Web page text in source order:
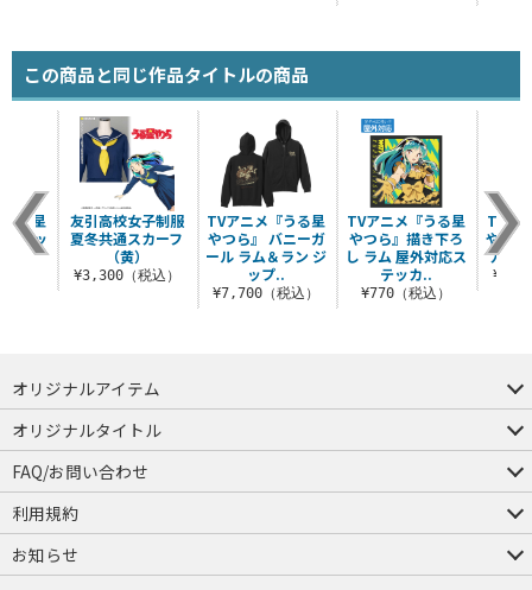
この商品と同じ作品タイトルの商品
TVアニメ『うる星
やつら』 バニーガ
ール ラム＆ラン ジ
ップ..
¥7,700（税込）
TVアニメ『うる星
やつら』描き下ろ
し ラム 屋外対応ス
テッカ..
¥770（税込）
TVア
やつら
カラ
る星
ネッ
ー
友引高校女子制服
夏冬共通スカーフ
（黄）
¥3,300（税込）
オリジナルアイテム
つままれ
つかまれ
ピョコッテ
オリジナルタイトル
アイテムヤ
ミスカトニック大學購買部
FAQ/お問い合わせ
FAQ
お問い合わせ
利用規約
会員規約・ポイント規約
特定商取引法に関する表示
プライバシーポリシー
お知らせ